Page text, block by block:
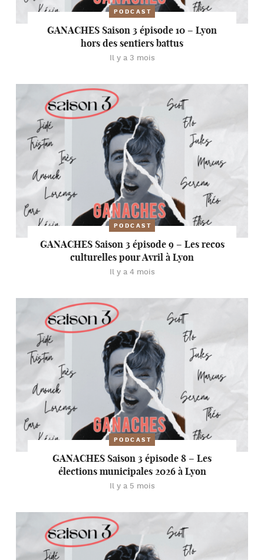
PODCAST
GANACHES Saison 3 épisode 10 – Lyon
hors des sentiers battus
Il y a 3 mois
PODCAST
GANACHES Saison 3 épisode 9 – Les recos
culturelles pour Avril à Lyon
Il y a 4 mois
PODCAST
GANACHES Saison 3 épisode 8 – Les
élections municipales 2026 à Lyon
Il y a 5 mois